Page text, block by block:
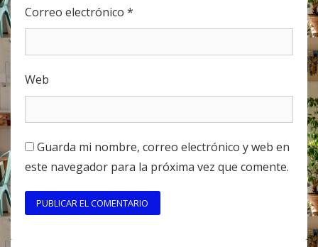
Correo electrónico *
Web
Guarda mi nombre, correo electrónico y web en
este navegador para la próxima vez que comente.